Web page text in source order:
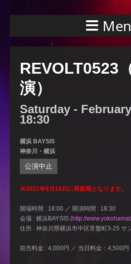
REVOLT0523
演）
Saturday - February
18:30
横浜 BAYSIS
神奈川・横浜
公演中止
※2021年9月18日に再延期となります。
開場時間 : 18:00 ／ 開演時間 : 18:30
会場 : 横浜BAYSIS (http://
住所 : 神奈川県横浜市中区常盤町3-25 サ
前売料金 : 4,000円 ／ 当日料金：4,500